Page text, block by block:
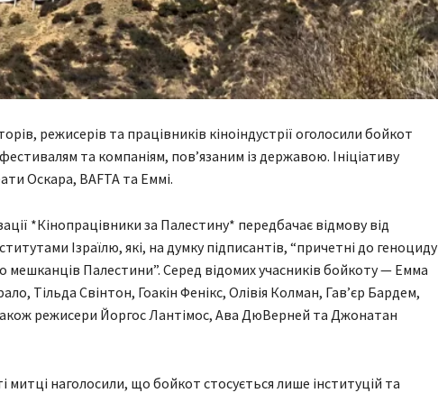
режисерів та працівників кіноіндустрії оголосили бойкот
та компаніям, пов’язаним із державою. Ініціативу
Оскара, BAFTA та Еммі.
*Кінопрацівники за Палестину* передбачає відмову від
Ізраїлю, які, на думку підписантів, “причетні до геноциду
мешканців Палестини”. Серед відомих учасників бойкоту — Емма
Тільда Свінтон, Гоакін Фенікс, Олівія Колман, Гав’єр Бардем,
режисери Йоргос Лантімос, Ава ДюВерней та Джонатан
митці наголосили, що бойкот стосується лише інституцій та